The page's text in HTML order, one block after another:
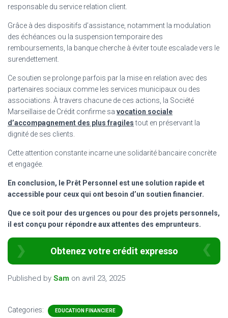
responsable du service relation client.
Grâce à des dispositifs d’assistance, notamment la modulation
des échéances ou la suspension temporaire des
remboursements, la banque cherche à éviter toute escalade vers le
surendettement.
Ce soutien se prolonge parfois par la mise en relation avec des
partenaires sociaux comme les services municipaux ou des
associations. À travers chacune de ces actions, la Société
Marseillaise de Crédit confirme sa vocation sociale
d’accompagnement des plus fragilestout en préservant la
dignité de ses clients.
Cette attention constante incarne une solidarité bancaire concrète
et engagée.
En conclusion, le Prêt Personnel est une solution rapide et
accessible pour ceux qui ont besoin d’un soutien financier.
Que ce soit pour des urgences ou pour des projets personnels,
il est conçu pour répondre aux attentes des emprunteurs.
Obtenez votre crédit expresso
Published by Sam on avril 23, 2025
Categories: EDUCATION FINANCIERE